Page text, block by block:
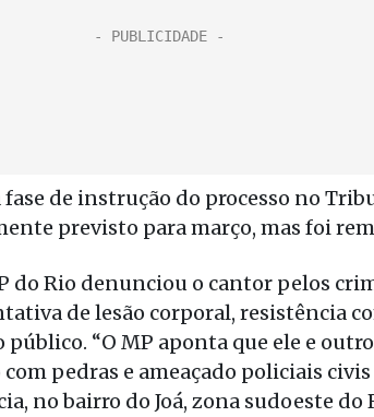
de instrução do processo no
previsto para março, mas foi
do Rio denunciou o cantor pelos
de lesão corporal, resistência
“O MP aponta que ele e
pedras e ameaçado policiais
no bairro do Joá, zona sudoeste do